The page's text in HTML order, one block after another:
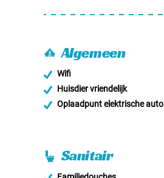
Algemeen
Wifi
Huisdier vriendelijk
Oplaadpunt elektrische auto
Sanitair